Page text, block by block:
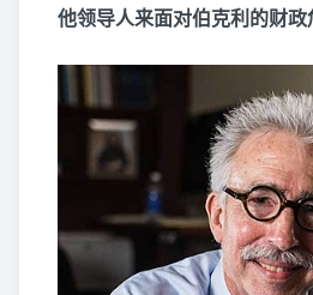
他领导人来面对伯克利的财政